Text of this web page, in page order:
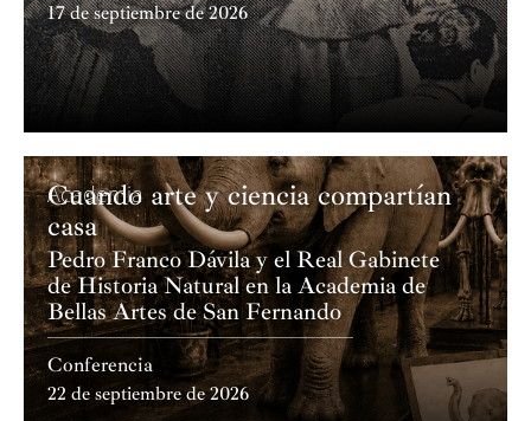
17 de septiembre de 2026
Academia
Cuando arte y ciencia compartían
casa
Pedro Franco Dávila y el Real Gabinete
de Historia Natural en la Academia de
Bellas Artes de San Fernando
Conferencia
22 de septiembre de 2026